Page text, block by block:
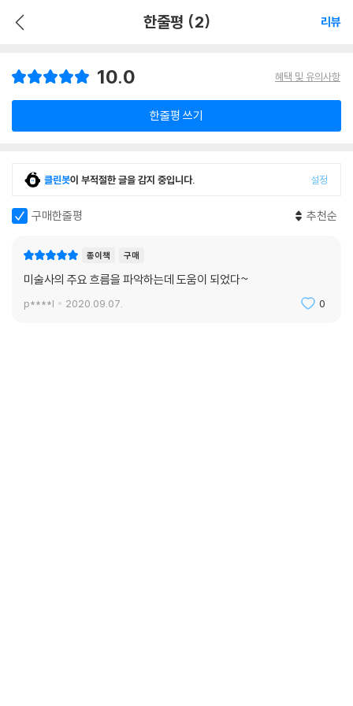
한줄평 (2) 리뷰
10.0 혜택 및 유의사항
한줄평 쓰기
클린봇이 부적절한 글을 감지 중입니다. 설정
구매한줄평 추천순
종이책 구매
미술사의 주요 흐름을 파악하는데 도움이 되었다~
p****l 2020.09.07. 0